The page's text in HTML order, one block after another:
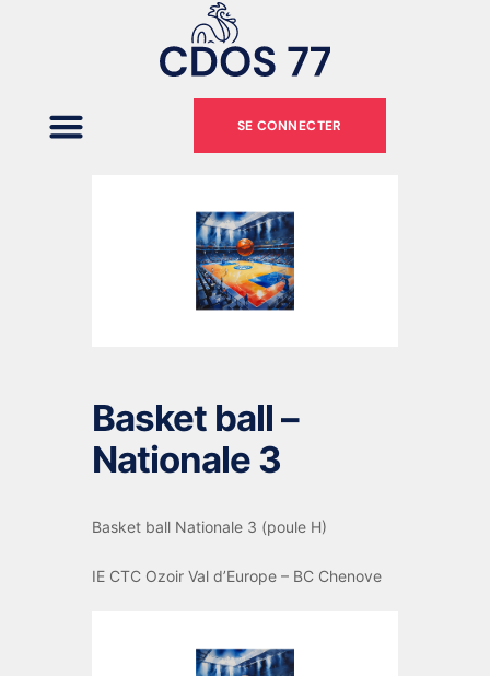
SE CONNECTER
Basket ball –
Nationale 3
Basket ball Nationale 3 (poule H)
IE CTC Ozoir Val d’Europe – BC Chenove